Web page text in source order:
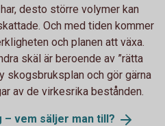
desto större volymer kan
Och med tiden kommer
och planen att växa.
skäl är beroende av ”rätta
skogsbruksplan och gör gärna
av de virkesrika bestånden.
vem säljer man till?